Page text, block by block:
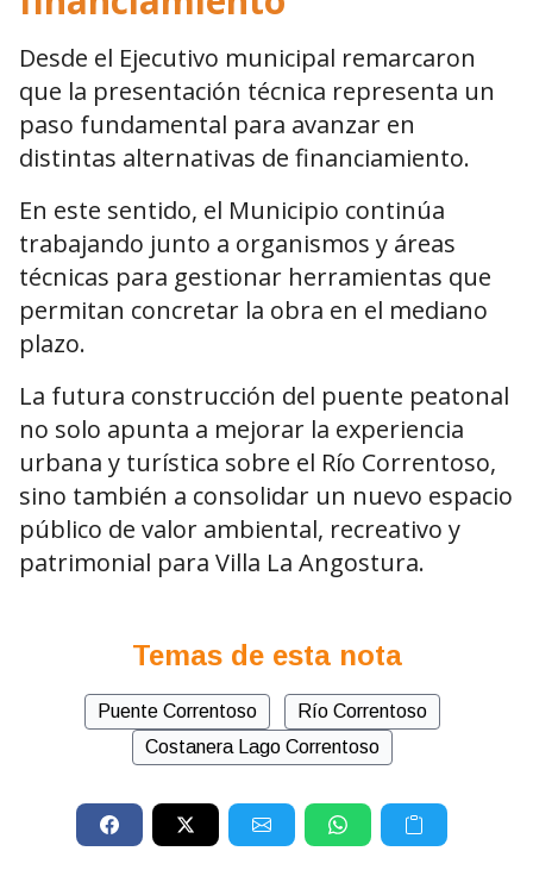
Desde el Ejecutivo municipal remarcaron
que la presentación técnica representa un
paso fundamental para avanzar en
distintas alternativas de financiamiento.
En este sentido, el Municipio continúa
trabajando junto a organismos y áreas
técnicas para gestionar herramientas que
permitan concretar la obra en el mediano
plazo.
La futura construcción del puente peatonal
no solo apunta a mejorar la experiencia
urbana y turística sobre el Río Correntoso,
sino también a consolidar un nuevo espacio
público de valor ambiental, recreativo y
patrimonial para Villa La Angostura.
Temas de esta nota
Puente Correntoso
Río Correntoso
Costanera Lago Correntoso